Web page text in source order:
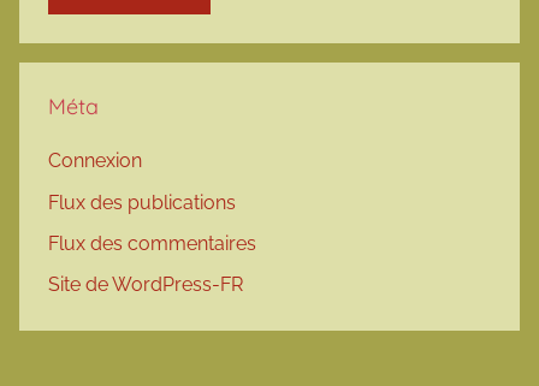
Méta
Connexion
Flux des publications
Flux des commentaires
Site de WordPress-FR